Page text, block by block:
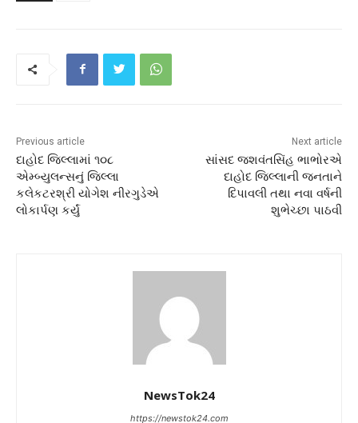
Previous article
દાહોદ જિલ્લામાં ૧૦૮
એમ્બ્યુલન્સનું જિલ્લા
કલેકટરશ્રી યોગેશ નીરગુડેએ
લોકાર્પણ કર્યું
Next article
સાંસદ જશવંતસિંહ ભાભોરએ
દાહોદ જિલ્લાની જનતાને
દિપાવલી તથા નવા વર્ષની
શુભેચ્છા પાઠવી
NewsTok24
https://newstok24.com